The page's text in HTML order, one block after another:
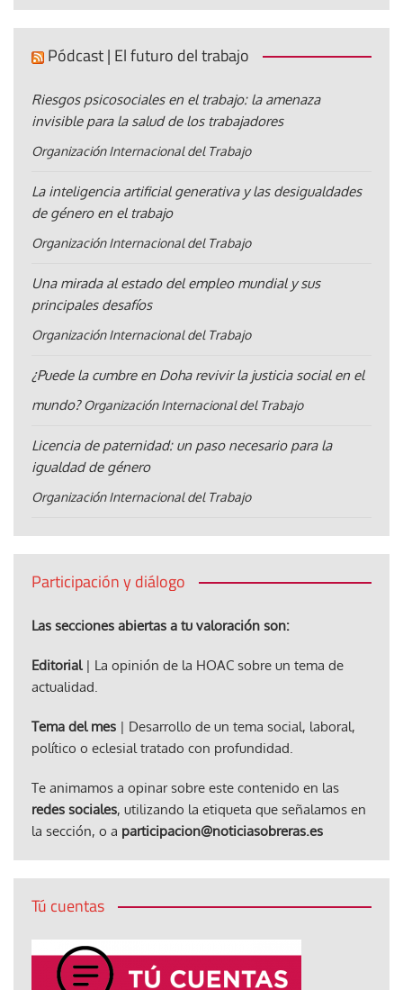
Pódcast | El futuro del trabajo
Riesgos psicosociales en el trabajo: la amenaza
invisible para la salud de los trabajadores
Organización Internacional del Trabajo
La inteligencia artificial generativa y las desigualdades
de género en el trabajo
Organización Internacional del Trabajo
Una mirada al estado del empleo mundial y sus
principales desafíos
Organización Internacional del Trabajo
¿Puede la cumbre en Doha revivir la justicia social en el
mundo? Organización Internacional del Trabajo
Licencia de paternidad: un paso necesario para la
igualdad de género
Organización Internacional del Trabajo
Participación y diálogo
Las secciones abiertas a tu valoración son:
Editorial| La opinión de la HOAC sobre un tema de
actualidad.
Tema del mes | Desarrollo de un tema social, laboral,
político o eclesial tratado con profundidad.
Te animamos a opinar sobre este contenido en las
redes sociales, utilizando la etiqueta que señalamos en
la sección, o a participacion@noticiasobreras.es
Tú cuentas